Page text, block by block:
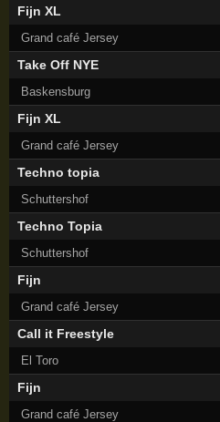
Fijn XL
Grand café Jersey
Take Off NYE
Baskensburg
Fijn XL
Grand café Jersey
Techno topia
Schuttershof
Techno Topia
Schuttershof
Fijn
Grand café Jersey
Call it Freestyle
El Toro
Fijn
Grand café Jersey